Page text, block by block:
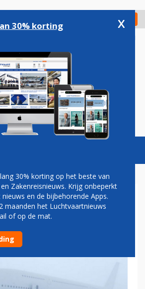
Check in
Podcasts Vacatures
DINSDAG
NAAR NEW YORK
30% korting x
30% korting op het beste van
Zakenreisnieuws. Krijg onbeperkt
en de bijbehorende Apps.
maanden het Luchtvaartnieuws
of op de mat.